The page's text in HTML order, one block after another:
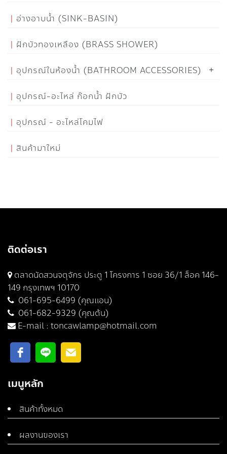
อ่างอาบน้ำ (SINK-BASIN)
ฝักบัวทองเหลือง (BRASS SHOWER)
อุปกรณ์ในห้องน้ำ (BATHROOM ACCESSORIES)
อุปกรณ์-อะไหล่ ก๊อกน้ำ ฝักบัว
อุปกรณ์ - อะไหล่โคมไฟ
สินค้ามาใหม่
ติดต่อเรา
ตลาดนัดสวนจตุจักร ประตู 1 โครงการ 1 ซอย 36/1 ล็อค 146-
149 กรุงเทพฯ 10170
061-695-6499 (คุณแอน)
061-682-9329 (คุณต้น)
E-mail : toncawlamp@hotmail.com
เมนูหลัก
สินค้าทั้งหมด
ผลงานของเรา